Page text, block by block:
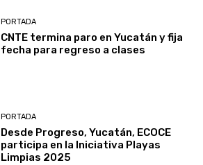
PORTADA
CNTE termina paro en Yucatán y fija
fecha para regreso a clases
PORTADA
Desde Progreso, Yucatán, ECOCE
participa en la Iniciativa Playas
Limpias 2025